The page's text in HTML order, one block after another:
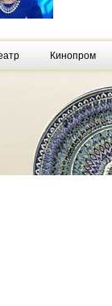
Кинопром